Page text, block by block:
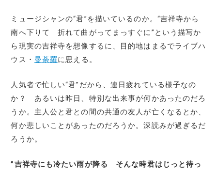
ミュージシャンの“君”を描いているのか。“吉祥寺から
南へ下りて 折れて曲がってまっすぐに”という描写か
ら現実の吉祥寺を想像するに、目的地はまるでライブハ
ウス・ 曼荼羅に思える。
人気者で忙しい“君”だから、連日疲れている様子なの
か？ あるいは昨日、特別な出来事が何かあったのだろ
うか。主人公と君との間の共通の友人が亡くなるとか、
何か悲しいことがあったのだろうか。深読みが過ぎるだ
ろうか。
”吉祥寺にも冷たい雨が降る そんな時君はじっと待っ